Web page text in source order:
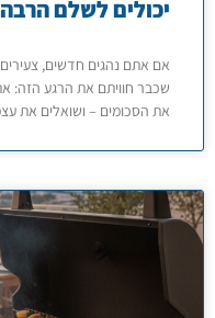
יכולים לשלם
אם אתם נהגים חדשים,
שכבר חוויתם את הרגע הזה:
את הסכומים – ושואלים את